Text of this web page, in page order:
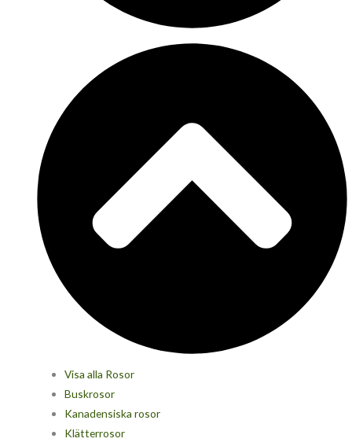
Visa alla Rosor
Buskrosor
Kanadensiska rosor
Klätterrosor